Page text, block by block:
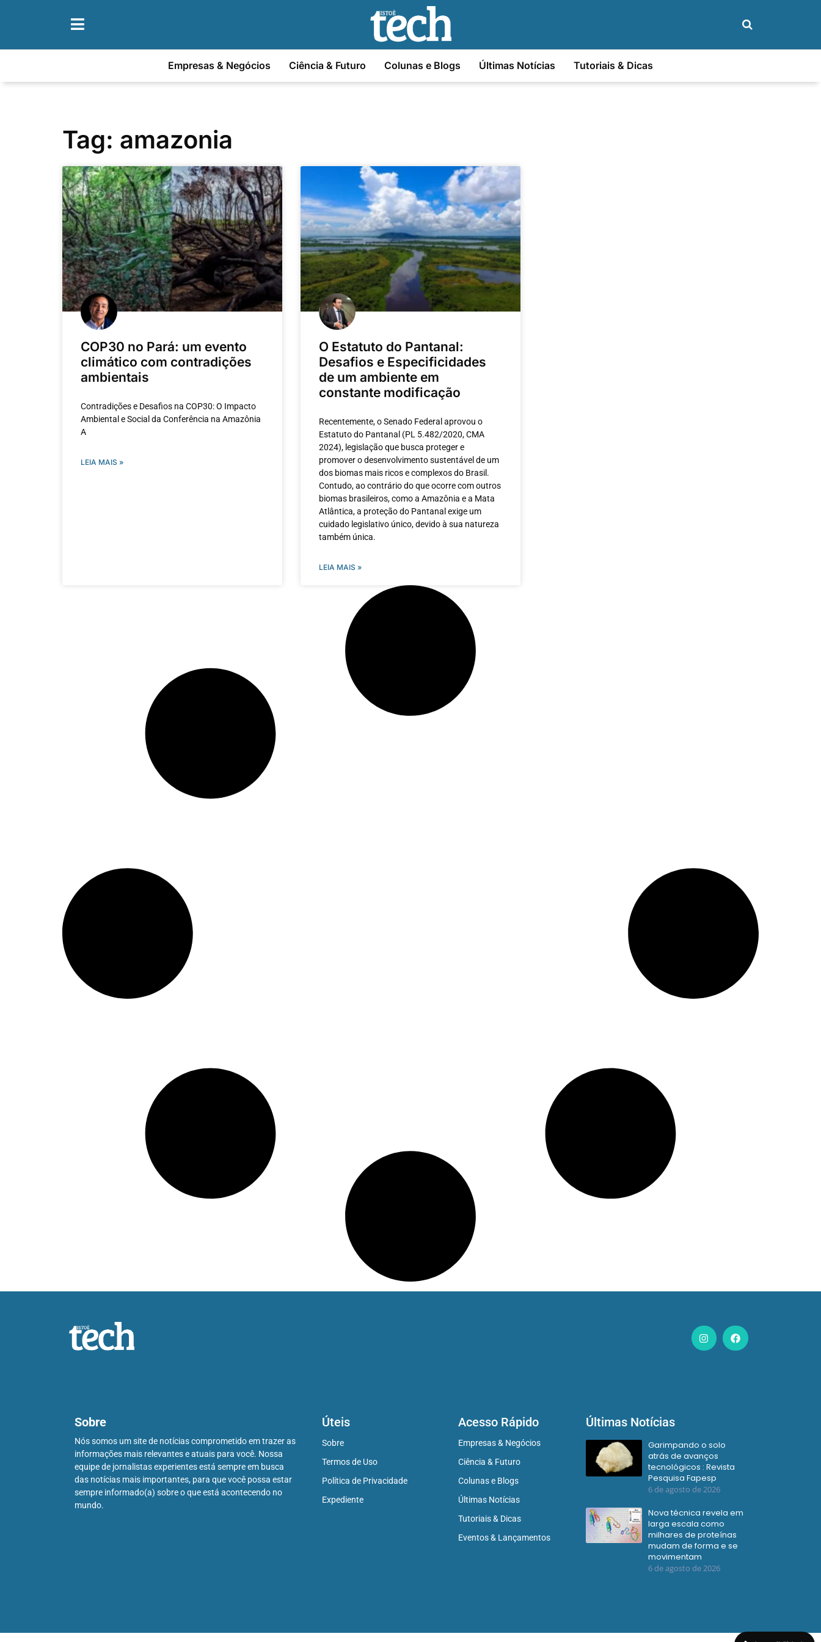
Empresas & Negócios Ciência & Futuro Colunas e Blogs Últimas Notícias Tutoriais & Dicas
Tag: amazonia
COP30 no Pará: um evento
climático com contradições
ambientais
Contradições e Desafios na COP30: O Impacto
Ambiental e Social da Conferência na Amazônia
A
LEIA MAIS »
O Estatuto do Pantanal:
Desafios e Especificidades
de um ambiente em
constante modificação
Recentemente, o Senado Federal aprovou o
Estatuto do Pantanal (PL 5.482/2020, CMA
2024), legislação que busca proteger e
promover o desenvolvimento sustentável de um
dos biomas mais ricos e complexos do Brasil.
Contudo, ao contrário do que ocorre com outros
biomas brasileiros, como a Amazônia e a Mata
Atlântica, a proteção do Pantanal exige um
cuidado legislativo único, devido à sua natureza
também única.
LEIA MAIS »
Sobre
Nós somos um site de notícias comprometido em trazer as
informações mais relevantes e atuais para você. Nossa
equipe de jornalistas experientes está sempre em busca
das notícias mais importantes, para que você possa estar
sempre informado(a) sobre o que está acontecendo no
mundo.
Úteis
Sobre
Termos de Uso
Política de Privacidade
Expediente
Acesso Rápido
Empresas & Negócios
Ciência & Futuro
Colunas e Blogs
Últimas Notícias
Tutoriais & Dicas
Eventos & Lançamentos
Últimas Notícias
Garimpando o solo
atrás de avanços
tecnológicos : Revista
Pesquisa Fapesp
6 de agosto de 2026
Nova técnica revela em
larga escala como
milhares de proteínas
mudam de forma e se
movimentam
6 de agosto de 2026